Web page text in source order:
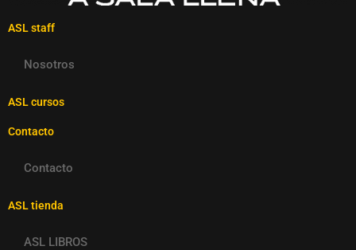
ASL staff
Nosotros
ASL cursos
Contacto
Contacto
ASL tienda
ASL LIBROS